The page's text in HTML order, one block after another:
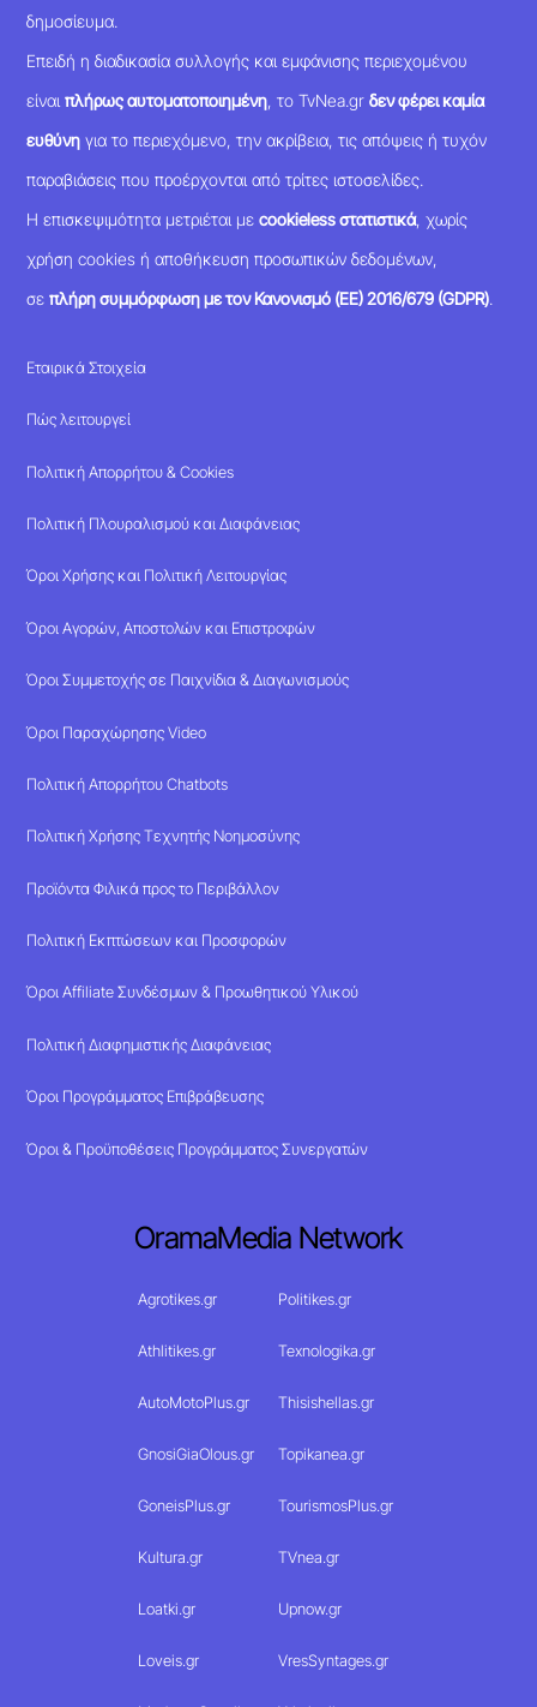
δημοσίευμα.
Επειδή η διαδικασία συλλογής και εμφάνισης περιεχομένου
είναιπλήρως αυτοματοποιημένη , το TvNea.grδεν φέρει καμία
ευθύνη για το περιεχόμενο, την ακρίβεια, τις απόψεις ή τυχόν
παραβιάσεις που προέρχονται από τρίτες ιστοσελίδες.
Η επισκεψιμότητα μετριέται μεcookieless στατιστικά, χωρίς
χρήση cookies ή αποθήκευση προσωπικών δεδομένων,
σεπλήρη συμμόρφωση με τον Κανονισμό (ΕΕ) 2016/679 (GDPR).
Εταιρικά Στοιχεία
Πώς λειτουργεί
Πολιτική Απορρήτου & Cookies
Πολιτική Πλουραλισμού και Διαφάνειας
Όροι Χρήσης και Πολιτική Λειτουργίας
Όροι Αγορών, Αποστολών και Επιστροφών
Όροι Συμμετοχής σε Παιχνίδια & Διαγωνισμούς
Όροι Παραχώρησης Video
Πολιτική Απορρήτου Chatbots
Πολιτική Χρήσης Τεχνητής Νοημοσύνης
Προϊόντα Φιλικά προς το Περιβάλλον
Πολιτική Εκπτώσεων και Προσφορών
Όροι Affiliate Συνδέσμων & Προωθητικού Υλικού
Πολιτική Διαφημιστικής Διαφάνειας
Όροι Προγράμματος Επιβράβευσης
Όροι & Προϋποθέσεις Προγράμματος Συνεργατών
OramaMedia Network
Agrotikes.gr Politikes.gr
Athlitikes.gr Texnologika.gr
AutoMotoPlus.gr Thisishellas.gr
GnosiGiaOlous.gr Topikanea.gr
GoneisPlus.gr TourismosPlus.gr
Kultura.gr TVnea.gr
Loatki.gr Upnow.gr
Loveis.gr VresSyntages.gr